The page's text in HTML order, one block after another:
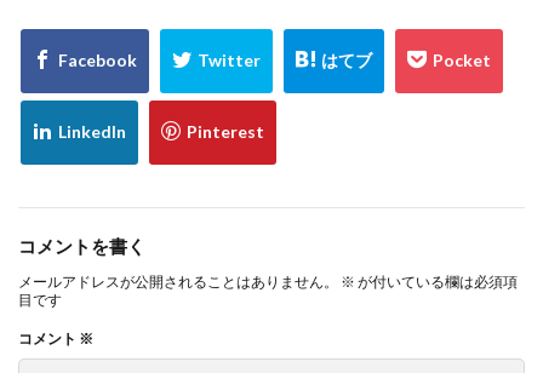
コメントを書く
メールアドレスが公開されることはありません。 ※ が付いている欄は必須項
目です
コメント ※